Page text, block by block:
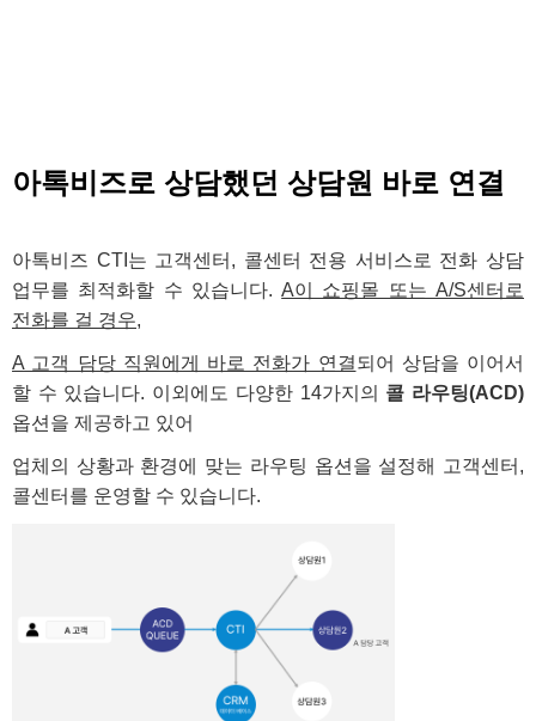
아톡비즈로 상담했던 상담원 바로 연결
아톡비즈 CTI는 고객센터, 콜센터 전용 서비스로 전화 상담
업무를 최적화할 수 있습니다.A이 쇼핑몰 또는 A/S센터로
전화를 걸 경우,
A 고객 담당 직원에게 바로 전화가 연결되어 상담을 이어서
할 수 있습니다. 이외에도 다양한 14가지의 콜 라우팅(ACD)
옵션을 제공하고 있어
업체의 상황과 환경에 맞는 라우팅 옵션을 설정해 고객센터,
콜센터를 운영할 수 있습니다.